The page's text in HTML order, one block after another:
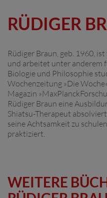
RÜDIGER
Rüdiger Braun, geb. 1960,
und arbeitet unter anderem
Biologie und Philosophie
Wochenzeitung »Die
Magazin
Rüdiger Braun eine
Shiatsu-Therapeut
seine Achtsamkeit zu
praktiziert.
WEITERE